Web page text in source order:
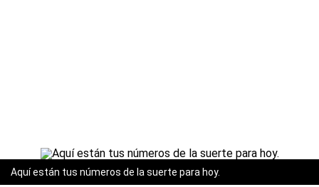
Aquí están tus números de la suerte para hoy.